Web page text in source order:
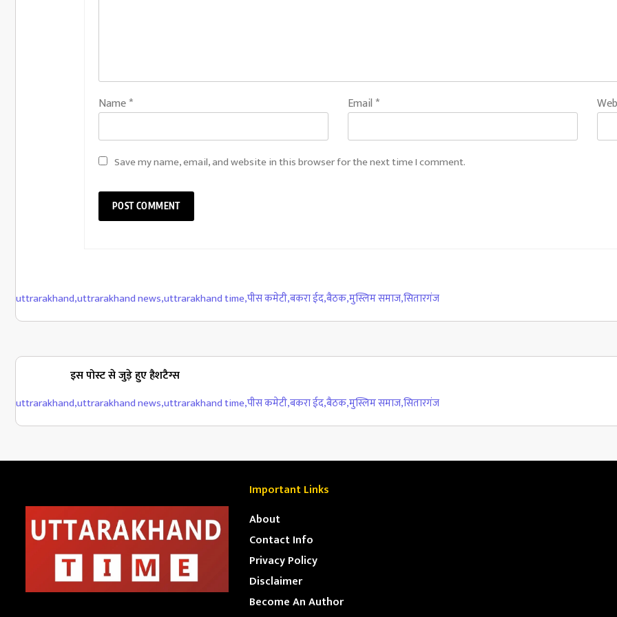
Name* Email *
Save my name, email, and website in this browser for the next time I comment.
uttrarakhand,uttrarakhand news,uttrarakhand time,पीस कमेटी,बकरा ईद,बैठक,मुस्लिम समाज,सितारगंज
इस पोस्ट से जुड़े हुए हैशटैग्स
uttrarakhand,uttrarakhand news,uttrarakhand time,पीस कमेटी,बकरा ईद,बैठक,मुस्लिम समाज,सितारगंज
Important Links
About
Contact Info
Privacy Policy
Disclaimer
Become An Author